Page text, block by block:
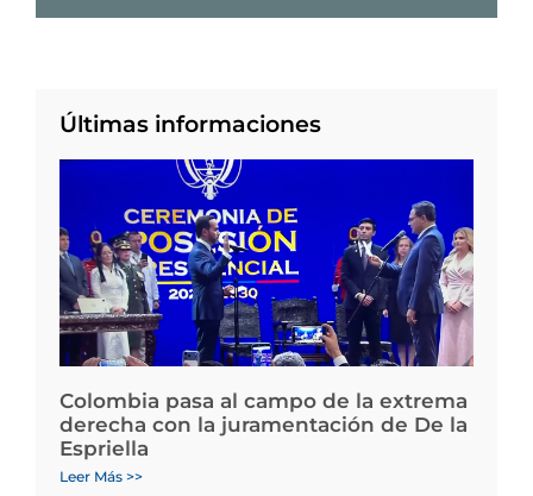
Últimas informaciones
Colombia pasa al campo de la extrema
derecha con la juramentación de De la
Espriella
Leer Más >>